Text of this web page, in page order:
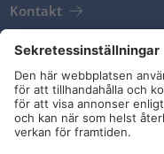
Kontakt
Leveransvillkor
Riktlinjer och åtaganden